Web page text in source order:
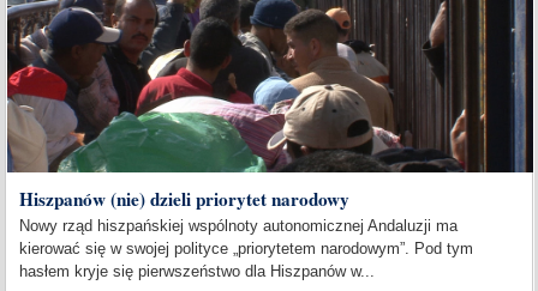
Hiszpanów (nie) dzieli priorytet narodowy
Nowy rząd hiszpańskiej wspólnoty autonomicznej Andaluzji ma
kierować się w swojej polityce „priorytetem narodowym”. Pod tym
hasłem kryje się pierwszeństwo dla Hiszpanów w...